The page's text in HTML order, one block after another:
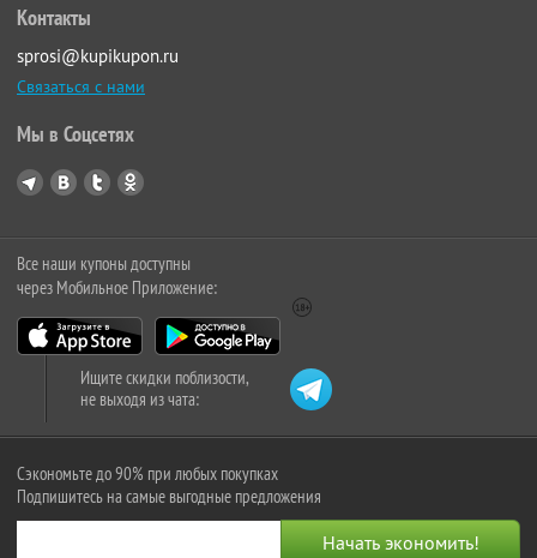
Контакты
sprosi@kupikupon.ru
Связаться с нами
Мы в Соцсетях
Все наши купоны доступны
через Мобильное Приложение:
Ищите скидки поблизости,
не выходя из чата:
Сэкономьте до 90% при любых покупках
Подпишитесь на самые выгодные предложения